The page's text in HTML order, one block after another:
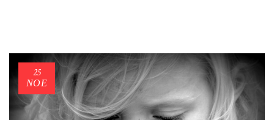
25
ΝΟΈ